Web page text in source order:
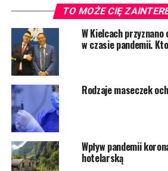
TO MOŻE CIĘ
W Kielcach
w czasie pandemii.
Rodzaje maseczek
Wpływ pandemii
hotelarską